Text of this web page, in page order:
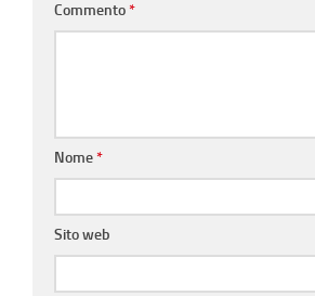
Commento*
Nome*
Sito web